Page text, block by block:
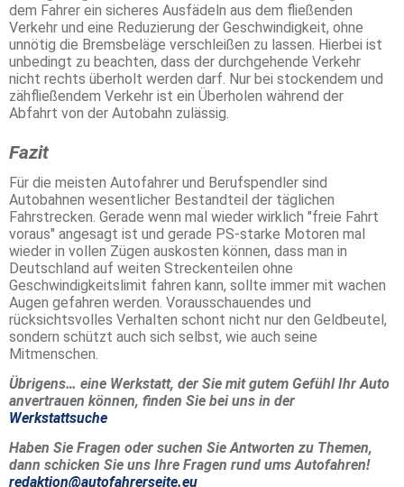
dem Fahrer ein sicheres Ausfädeln aus dem fließenden
Verkehr und eine Reduzierung der Geschwindigkeit, ohne
unnötig die Bremsbeläge verschleißen zu lassen. Hierbei ist
unbedingt zu beachten, dass der durchgehende Verkehr
nicht rechts überholt werden darf. Nur bei stockendem und
zähfließendem Verkehr ist ein Überholen während der
Abfahrt von der Autobahn zulässig.
Fazit
Für die meisten Autofahrer und Berufspendler sind
Autobahnen wesentlicher Bestandteil der täglichen
Fahrstrecken. Gerade wenn mal wieder wirklich "freie Fahrt
voraus" angesagt ist und gerade PS-starke Motoren mal
wieder in vollen Zügen auskosten können, dass man in
Deutschland auf weiten Streckenteilen ohne
Geschwindigkeitslimit fahren kann, sollte immer mit wachen
Augen gefahren werden. Vorausschauendes und
rücksichtsvolles Verhalten schont nicht nur den Geldbeutel,
sondern schützt auch sich selbst, wie auch seine
Mitmenschen.
Übrigens… eine Werkstatt, der Sie mit gutem Gefühl Ihr Auto
anvertrauen können, finden Sie bei uns in der
Werkstattsuche
Haben Sie Fragen oder suchen Sie Antworten zu Themen,
dann schicken Sie uns Ihre Fragen rund ums Autofahren!
redaktion@autofahrerseite.eu